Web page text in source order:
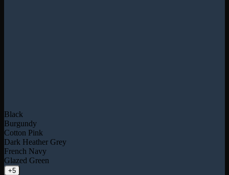
Black
Burgundy
Cotton Pink
Dark Heather Grey
French Navy
Glazed Green
+5